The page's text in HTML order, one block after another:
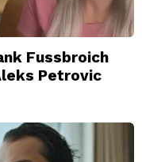
Fussbroich
Petrovic